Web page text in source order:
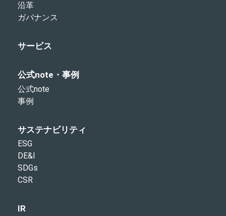
沿革
ガバナンス
サービス
公式note・事例
公式note
事例
サステナビリティ
ESG
DE&I
SDGs
CSR
IR